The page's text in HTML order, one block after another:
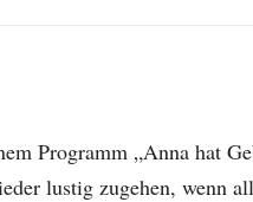
Programm „Anna hat
lustig zugehen, wenn